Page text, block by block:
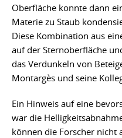
Oberfläche konnte dann
Materie zu Staub
Diese Kombination aus
auf der Sternoberfläche
das Verdunkeln von
Montargès und seine
Ein Hinweis auf eine
war die
können die Forscher nicht